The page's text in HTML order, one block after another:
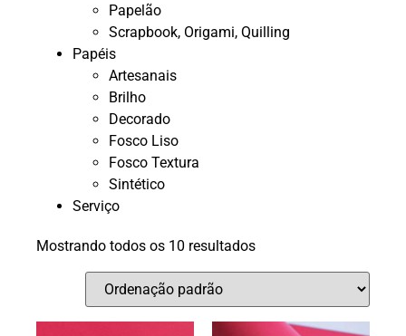
Papelão
Scrapbook, Origami, Quilling
Papéis
Artesanais
Brilho
Decorado
Fosco Liso
Fosco Textura
Sintético
Serviço
Mostrando todos os 10 resultados